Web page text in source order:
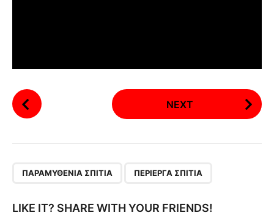
P
o
i
NEXT
ΠΑΡΑΜΥΘΈΝΙΑ ΣΠΊΤΙΑ ΠΕΡΊΕΡΓΑ ΣΠΊΤΙΑ
LIKE IT? SHARE WITH YOUR FRIENDS!